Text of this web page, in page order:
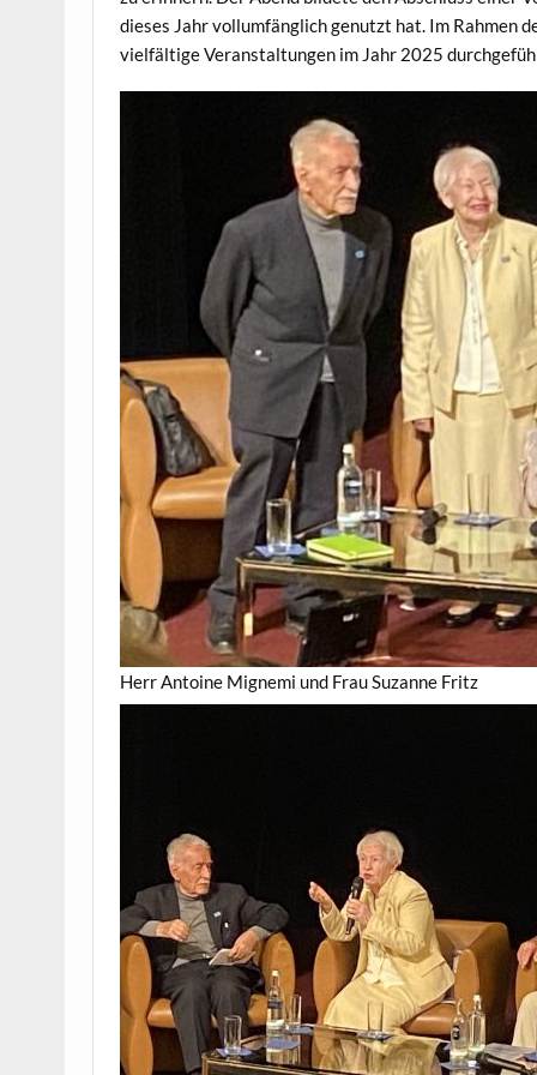
dieses Jahr vollumfänglich genutzt hat. Im Rahmen
vielfältige Veranstaltungen im Jahr 2025
Herr Antoine Mignemi und Frau Suzanne Fritz